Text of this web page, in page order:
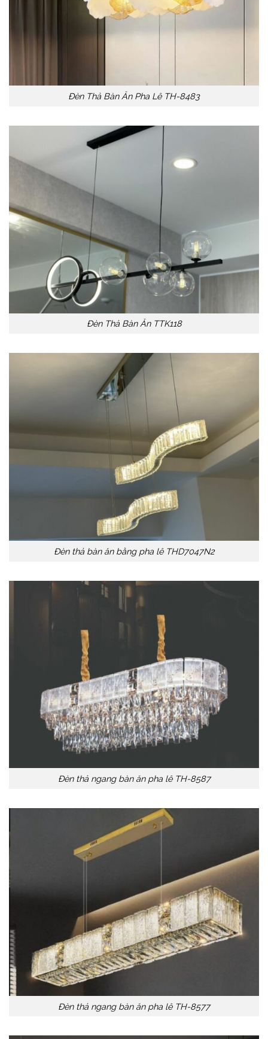
Đèn Thả Bàn Ăn Pha Lê TH-8483
Đèn Thả Bàn Ăn TTK118
Đèn thả bàn ăn bằng pha lê THD7047N2
Đèn thả ngang bàn ăn pha lê TH-8587
Đèn thả ngang bàn ăn pha lê TH-8577